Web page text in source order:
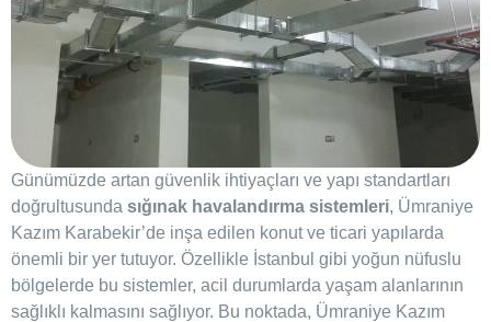
Günümüzde artan güvenlik ihtiyaçları ve yapı standartları
doğrultusunda sığınak havalandırma sistemleri, Ümraniye
Kazım Karabekir’de inşa edilen konut ve ticari yapılarda
önemli bir yer tutuyor. Özellikle İstanbul gibi yoğun nüfuslu
bölgelerde bu sistemler, acil durumlarda yaşam alanlarının
sağlıklı kalmasını sağlıyor. Bu noktada, Ümraniye Kazım